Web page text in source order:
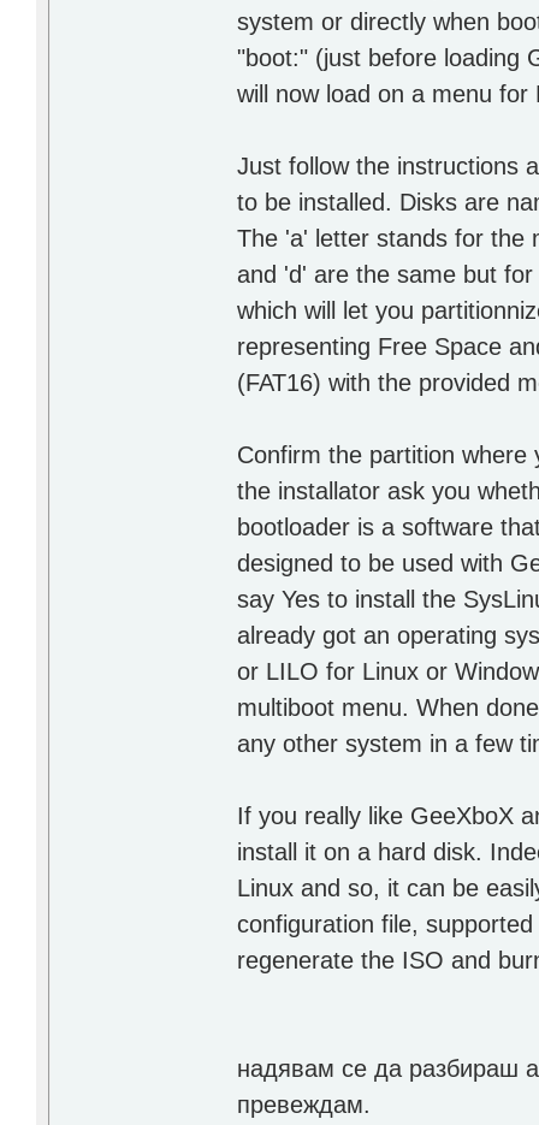
system or directly when
"boot:" (just before loading
will now load on a menu for
Just follow the instructions
to be installed. Disks are
The 'a' letter stands for the
and 'd' are the same but
which will let you
representing Free Space
(FAT16) with the provided
Confirm the partition
the installator ask you
bootloader is a software
designed to be used with
say Yes to install the
already got an operating
or LILO for Linux or
multiboot menu. When
any other system in a few
If you really like GeeXboX
install it on a hard disk.
Linux and so, it can be
configuration file,
regenerate the ISO and
надявам се да разбираш
превеждам.